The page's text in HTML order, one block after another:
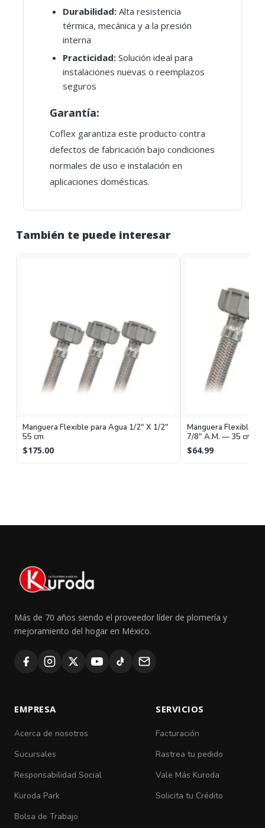
Durabilidad: Alta resistencia
térmica, mecánica y a la presión
interna
Practicidad: Solución ideal para
instalaciones nuevas o reemplazos
seguros
Garantía:
Coflex garantiza este producto contra
defectos de fabricación bajo condiciones
normales de uso e instalación en
aplicaciones domésticas.
También te puede interesar
Manguera Flexible para Agua 1/2" X 1/2"
55 cm
$175.00
Manguera Flexible
7/8" A.M. — 35 cm
$64.99
Más de 70 años siendo el proveedor líder de plomería y
mejoramiento del hogar en México.
EMPRESA
Acerca de nosotros
Sucursales
Responsabilidad Social
Kuroda Park
Bolsa de Trabajo
SERVICIOS
Facturación
Rastrea tu pedido
Vale Más Kuroda
Solicita tu Crédito